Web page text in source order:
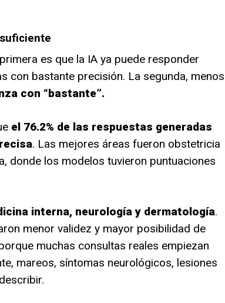
es que la IA ya puede responder
con bastante precisión. La segunda, menos
con “bastante”.
el 76.2% de las respuestas generadas
. Las mejores áreas fueron obstetricia
donde los modelos tuvieron puntuaciones
interna, neurología y dermatología.
menor validez y mayor posibilidad de
muchas consultas reales empiezan
mareos, síntomas neurológicos, lesiones